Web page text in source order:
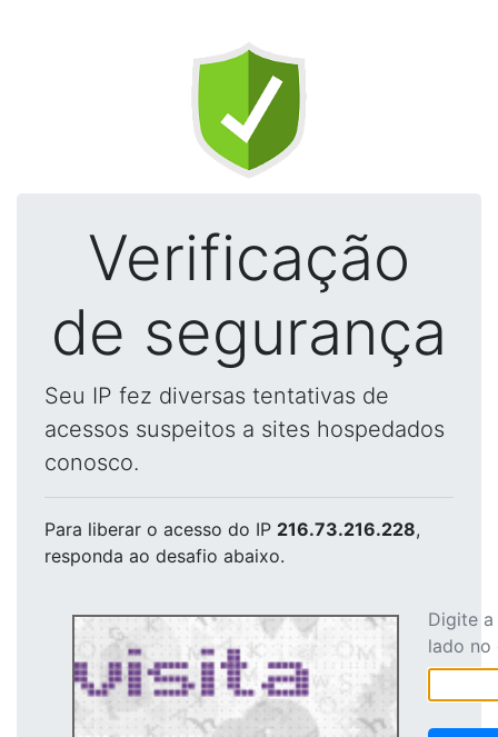
Verificação
de segurança
Seu IP fez diversas tentativas de
acessos suspeitos a sites hospedados
conosco.
Para liberar o acesso do IP 216.73.216.228,
responda ao desafio abaixo.
Digite
lado no